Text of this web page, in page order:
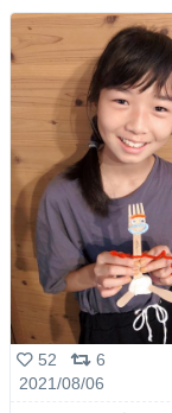
52
6
2021/08/06